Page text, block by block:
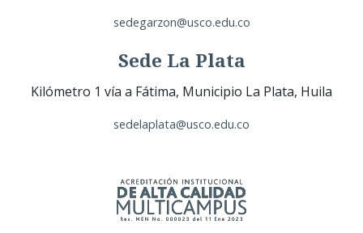
sedegarzon@usco.edu.co
Sede La Plata
Kilómetro 1 vía a Fátima, Municipio La Plata, Huila
sedelaplata@usco.edu.co